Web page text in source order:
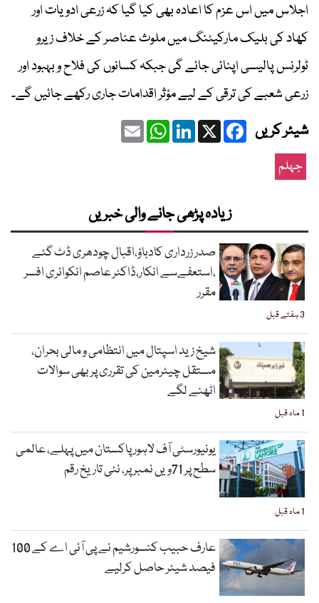
اجلاس میں اس عزم کا اعادہ بھی کیا گیا کہ زرعی ادویات اور
کھاد کی بلیک مارکیٹنگ میں ملوث عناصر کے خلاف زیرو
ٹولرنس پالیسی اپنائی جائے گی جبکہ کسانوں کی فلاح و بہبود اور
زرعی شعبے کی ترقی کے لیے مؤثر اقدامات جاری رکھے جائیں گے۔
شیئر کریں Facebook
X
LinkedIn
WhatsApp
Email
جہلم
زیادہ پڑھی جانے والی خبریں
3 ہفتے قبل
صدر زرداری کادباؤ،اقبال چودھری ڈٹ گئے
،استعفےسے انکار،ڈاکٹر عاصم انکوائری افسر
مقرر
1 ماہ قبل
شیخ زید اسپتال میں انتظامی و مالی بحران،
مستقل چیئرمین کی تقرری پر بھی سوالات
اٹھنے لگے
1 ماہ قبل
یونیورسٹی آف لاہور پاکستان میں پہلے، عالمی
سطح پر 71ویں نمبر پر، نئی تاریخ رقم
عارف حبیب کنسورشیم نے پی آئی اے کے 100
فیصد شیئر حاصل کرلیے